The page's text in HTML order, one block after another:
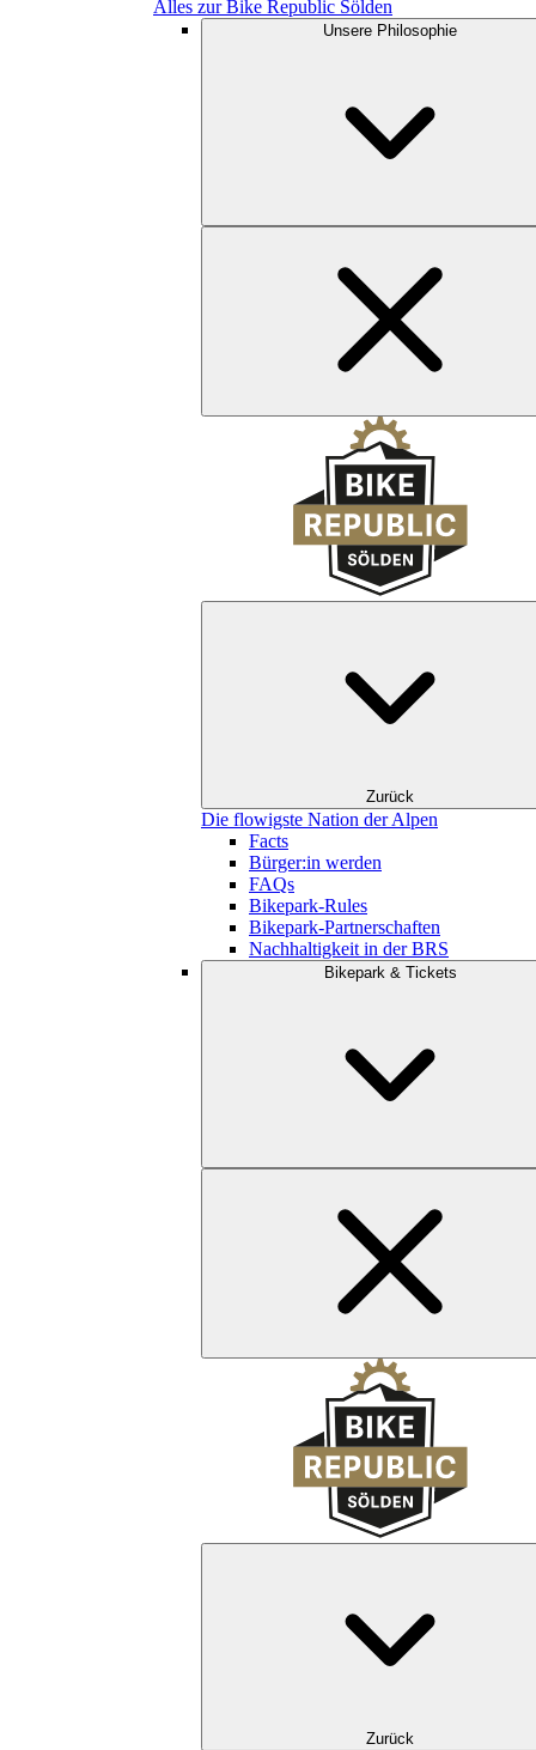
Alles zur Bike Republic Sölden
Unsere Philosophie
Zurück
Die flowigste Nation der Alpen
Facts
Bürger:in werden
FAQs
Bikepark-Rules
Bikepark-Partnerschaften
Nachhaltigkeit in der BRS
Bikepark & Tickets
Zurück